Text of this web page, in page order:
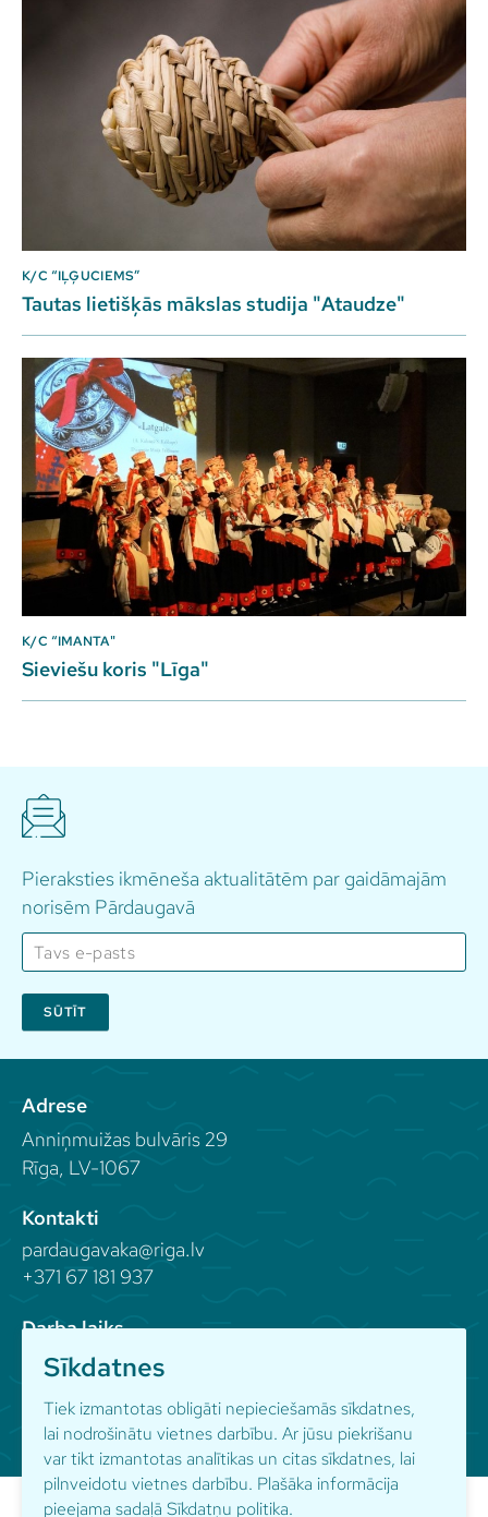
Sīkdatnes
Tiek izmantotas obligāti nepieciešamās sīkdatnes,
lai nodrošinātu vietnes darbību. Ar jūsu piekrišanu
var tikt izmantotas analītikas un citas sīkdatnes, lai
pilnveidotu vietnes darbību. Plašāka informācija
pieejama sadaļā Sīkdatņu politika.
K/C “IĻĢUCIEMS”
Tautas lietišķās mākslas studija "Ataudze"
K/C “IMANTA"
Sieviešu koris "Līga"
Pieraksties ikmēneša aktualitātēm par gaidāmajām
norisēm Pārdaugavā
SŪTĪT
Adrese
Anniņmuižas bulvāris 29
Rīga, LV-1067
Kontakti
pardaugavaka@riga.lv
+371 67 181 937
Darba laiks
Seko mums